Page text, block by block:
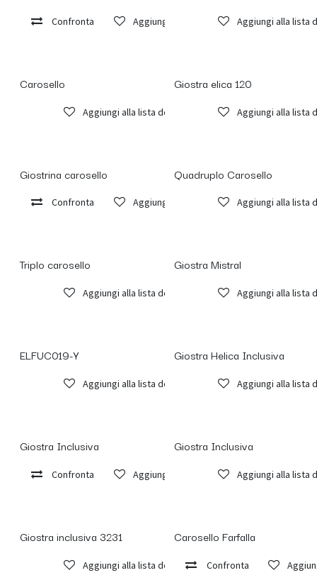
Confronta Aggiungi alla lista dei desideriAggiungi alla lista
Carosello
Aggiungi alla lista dei desideri
Giostra elica 120
Aggiungi alla lista
Giostrina carosello
Confronta Aggiungi alla lista dei desideri
Quadruplo Carosello
Aggiungi alla lista
Triplo carosello
Aggiungi alla lista dei desideri
Giostra Mistral
Aggiungi alla lista
ELFUC019-Y
Aggiungi alla lista dei desideri
Inclusivo
Giostra Helica Inclusiva
Aggiungi alla lista
Giostra Inclusiva
Confronta Aggiungi alla lista dei desideri
Giostra Inclusiva
Aggiungi alla lista
Giostra inclusiva 3231
Aggiungi alla lista dei desideri
Carosello Farfalla
Confronta